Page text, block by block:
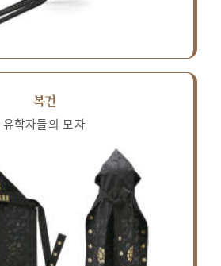
복건
유학자들의 모자